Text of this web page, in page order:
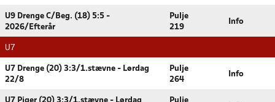
U9 Drenge C/Beg. (18) 5:5 -
2026/Efterår
Pulje
219
Info
U7
U7 Drenge (20) 3:3/1.stævne - Lørdag
22/8
Pulje
264
Info